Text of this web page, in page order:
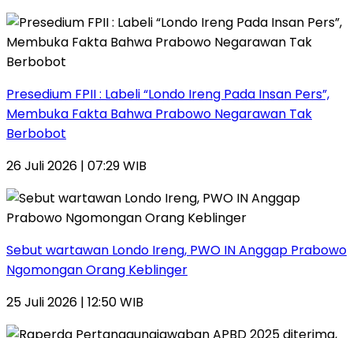
Presedium FPII : Labeli “Londo Ireng Pada Insan Pers”,
Membuka Fakta Bahwa Prabowo Negarawan Tak
Berbobot
26 Juli 2026 | 07:29 WIB
Sebut wartawan Londo Ireng, PWO IN Anggap Prabowo
Ngomongan Orang Keblinger
25 Juli 2026 | 12:50 WIB